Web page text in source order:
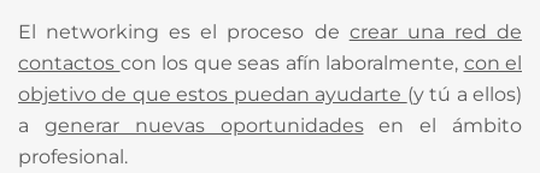
El networking es el proceso de crear una red de
contactos con los que seas afín laboralmente, con el
objetivo de que estos puedan ayudarte (y tú a ellos)
a generar nuevas oportunidadesen el ámbito
profesional.